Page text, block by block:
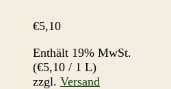
€5,10
Enthält 19% MwSt.
(€5,10 / 1 L)
zzgl. Versand